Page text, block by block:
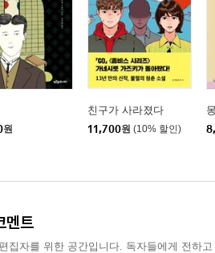
원
친구가 사라졌다
11,700원 (10% 할인)
멘트
집자를 위한 공간입니다. 독자들에게 전하